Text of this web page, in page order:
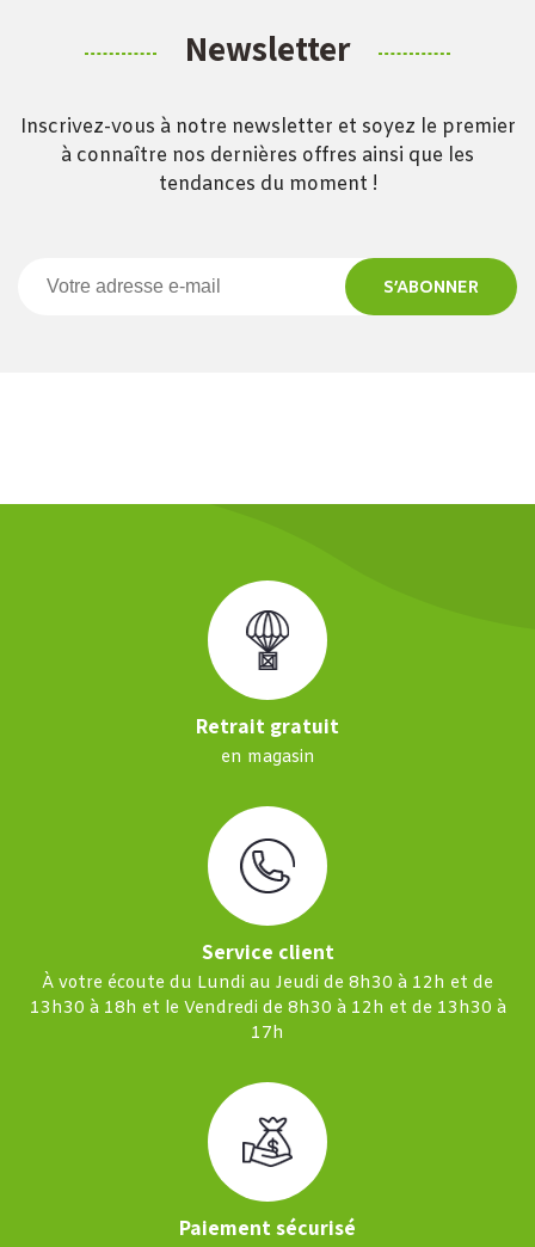
Newsletter
Inscrivez-vous à notre newsletter et soyez le premier
à connaître nos dernières offres ainsi que les
tendances du moment !
S’ABONNER
Retrait gratuit
en magasin
Service client
À votre écoute du Lundi au Jeudi de 8h30 à 12h et de
13h30 à 18h et le Vendredi de 8h30 à 12h et de 13h30 à
17h
Paiement sécurisé